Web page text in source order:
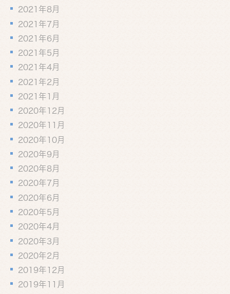
2021年8月
2021年7月
2021年6月
2021年5月
2021年4月
2021年2月
2021年1月
2020年12月
2020年11月
2020年10月
2020年9月
2020年8月
2020年7月
2020年6月
2020年5月
2020年4月
2020年3月
2020年2月
2019年12月
2019年11月